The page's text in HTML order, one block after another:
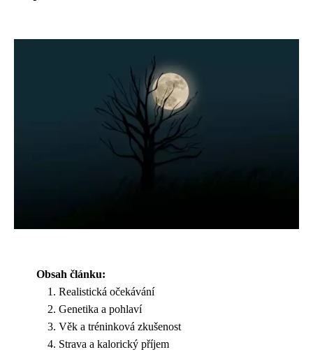
Obsah článku:
Realistická očekávání
Genetika a pohlaví
Věk a tréninková zkušenost
Strava a kalorický příjem